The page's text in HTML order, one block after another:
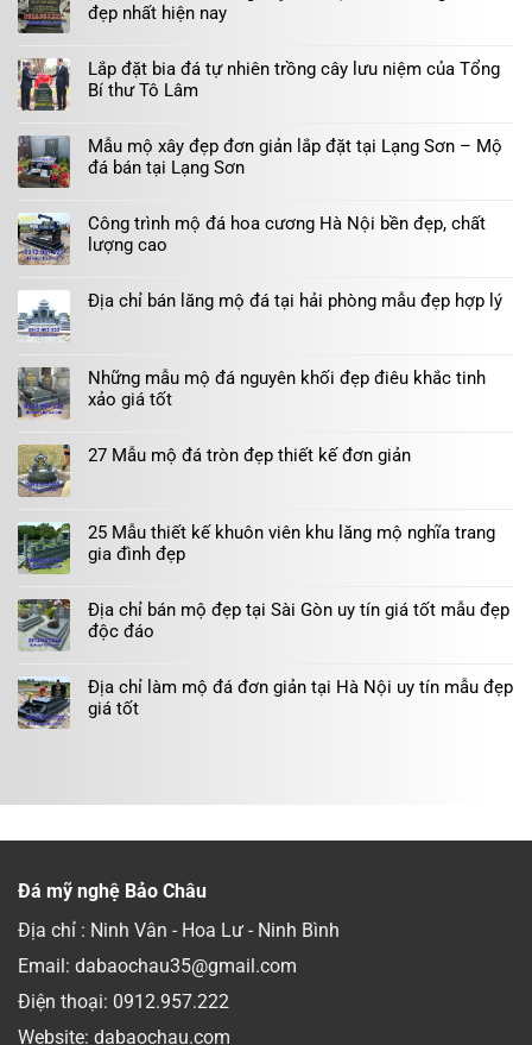
đẹp nhất hiện nay
Lắp đặt bia đá tự nhiên trồng cây lưu niệm của Tổng
Bí thư Tô Lâm
Mẫu mộ xây đẹp đơn giản lắp đặt tại Lạng Sơn – Mộ
đá bán tại Lạng Sơn
Công trình mộ đá hoa cương Hà Nội bền đẹp, chất
lượng cao
Địa chỉ bán lăng mộ đá tại hải phòng mẫu đẹp hợp lý
Những mẫu mộ đá nguyên khối đẹp điêu khắc tinh
xảo giá tốt
27 Mẫu mộ đá tròn đẹp thiết kế đơn giản
25 Mẫu thiết kế khuôn viên khu lăng mộ nghĩa trang
gia đình đẹp
Địa chỉ bán mộ đẹp tại Sài Gòn uy tín giá tốt mẫu đẹp
độc đáo
Địa chỉ làm mộ đá đơn giản tại Hà Nội uy tín mẫu đẹp
giá tốt
Đá mỹ nghệ Bảo Châu
Địa chỉ : Ninh Vân - Hoa Lư - Ninh Bình
Email: dabaochau35@gmail.com
Điện thoại: 0912.957.222
Website: dabaochau.com